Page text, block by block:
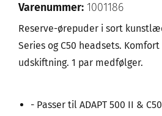
Varenummer: 1001186
Reserve-ørepuder i sort
Series og C50 headsets.
udskiftning. 1 par medfølger.
- Passer til ADAPT 500 II & C50